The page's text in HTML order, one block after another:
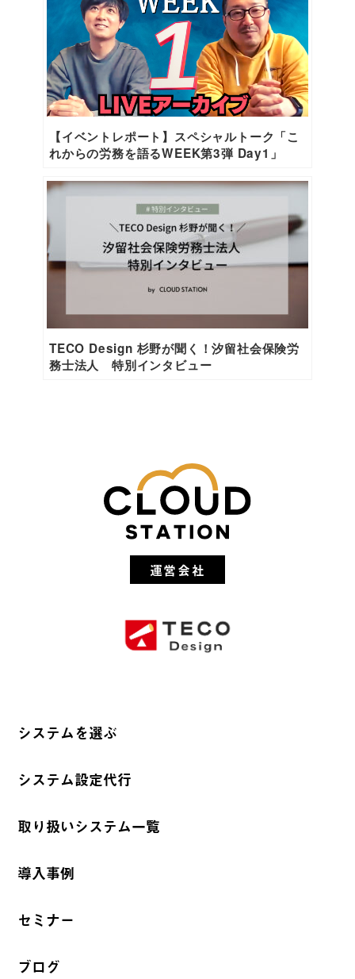
【イベントレポート】スペシャルトーク「こ
れからの労務を語るWEEK第3弾 Day1」
TECO Design 杉野が聞く！汐留社会保険労
務士法人 特別インタビュー
運営会社
システムを選ぶ
システム設定代行
取り扱いシステム一覧
導入事例
セミナー
ブログ